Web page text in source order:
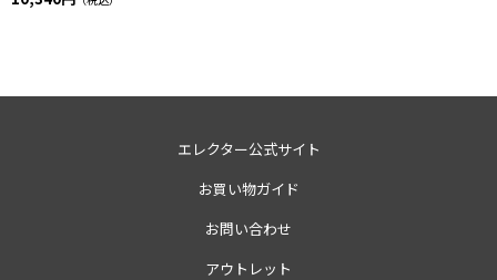
エレクター公式サイト
お買い物ガイド
お問い合わせ
アウトレット